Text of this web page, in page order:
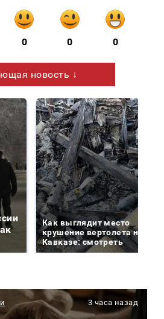
0 0 0
новость ↓
Как выглядит место
крушение вертолета на
Кавказе: смотреть
3 часа назад